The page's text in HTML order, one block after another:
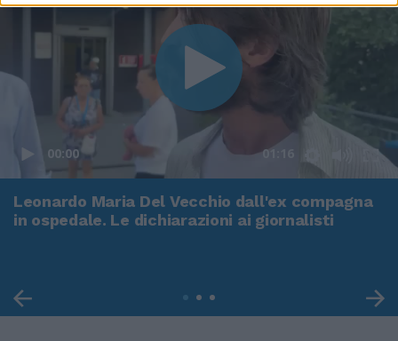
00:00 01:16
Leonardo Maria Del Vecchio dall'ex compagna
in ospedale. Le dichiarazioni ai giornalisti